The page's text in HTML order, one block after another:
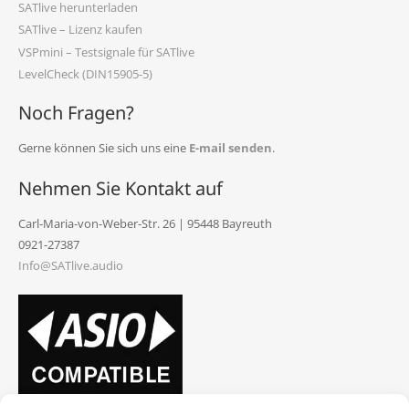
SATlive herunterladen
SATlive – Lizenz kaufen
VSPmini – Testsignale für SATlive
LevelCheck (DIN15905-5)
Noch Fragen?
Gerne können Sie sich uns eine E-mail senden.
Nehmen Sie Kontakt auf
Carl-Maria-von-Weber-Str. 26 | 95448 Bayreuth
0921-27387
Info@SATlive.audio